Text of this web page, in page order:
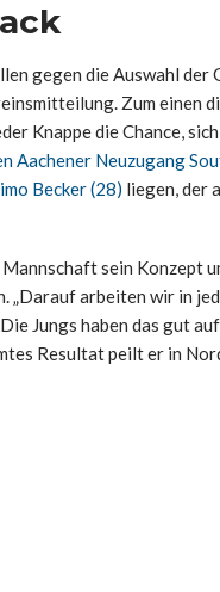
gegen die Auswahl
Zum einen
Knappe die Chance,
Aachener Neuzugang
Becker (28) liegen, der
sein Konzept
„Darauf arbeiten wir in
Jungs haben das gut
Resultat peilt er in